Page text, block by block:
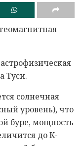
Туси.
солнечная
уровень), что
буре, мощность
до К-